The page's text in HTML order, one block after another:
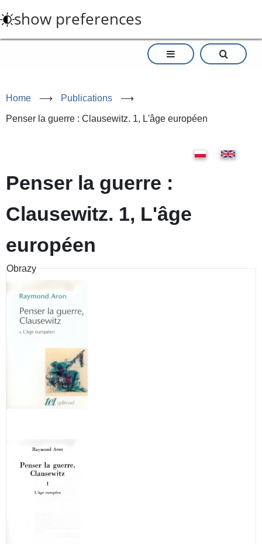
to
main
show preferences
Home ⟶ Publications ⟶
Penser la guerre : Clausewitz. 1, L'âge européen
Penser la guerre :
Clausewitz. 1, L'âge
européen
Obrazy